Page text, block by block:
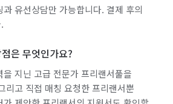
유선상담만 가능합니다. 결제 후의
은 무엇인가요?
을 지닌 고급 전문가 프리랜서풀을
리고 직접 매칭 요청한 프리랜서뿐